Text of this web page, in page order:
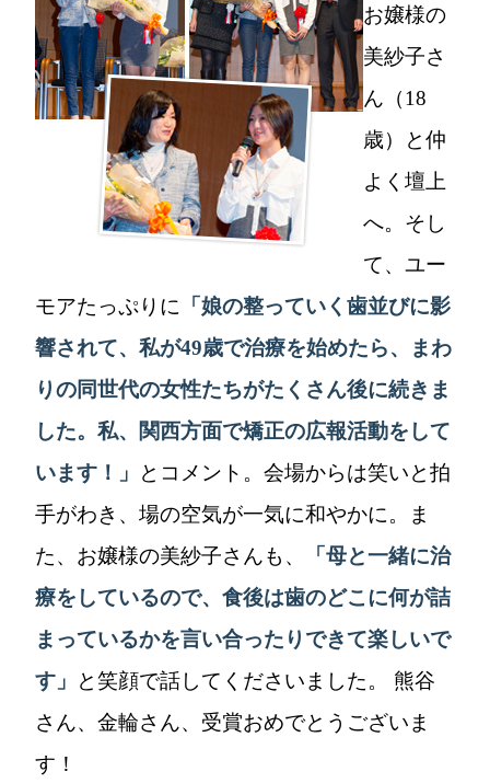
お嬢様の
美紗子さ
ん（18
歳）と仲
よく壇上
へ。そし
て、ユー
モアたっぷりに 「娘の整っていく歯並びに影
響されて、私が49歳で治療を始めたら、まわ
りの同世代の女性たちがたくさん後に続きま
した。私、関西方面で矯正の広報活動をして
います！」
とコメント。会場からは笑いと拍
手がわき、場の空気が一気に和やかに。ま
た、お嬢様の美紗子さんも、
「母と一緒に治
療をしているので、食後は歯のどこに何が詰
まっているかを言い合ったりできて楽しいで
す」
と笑顔で話してくださいました。 熊谷
さん、金輪さん、受賞おめでとうございま
す！